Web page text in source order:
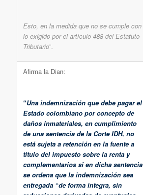
Esto, en la medida que no se cumple con
lo exigido por el artículo 488 del Estatuto
Tributario”.
Afirma la Dian:
“Una indemnización que debe pagar el
Estado colombiano por concepto de
daños inmateriales, en cumplimiento
de una sentencia de la Corte IDH, no
está sujeta a retención en la fuente a
título del impuesto sobre la renta y
complementarios si en dicha sentencia
se ordena que la indemnización sea
entregada “de forma íntegra, sin